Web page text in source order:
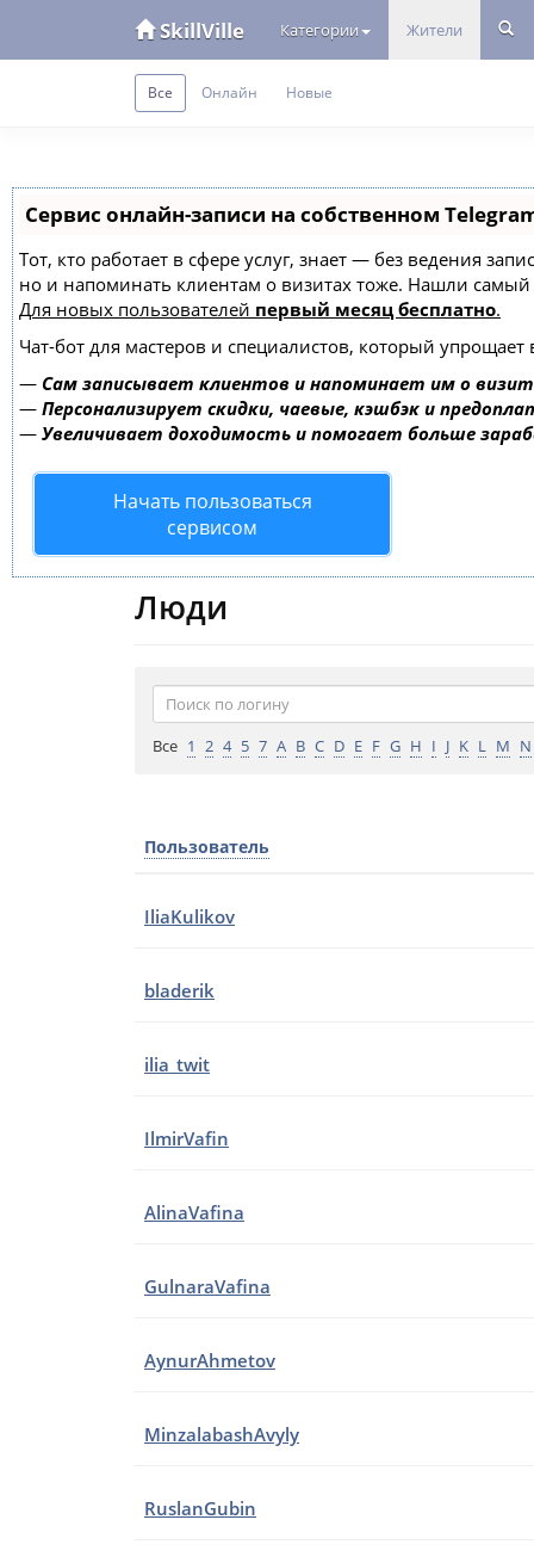
SkillVille Категории Жители
Все Онлайн Новые
Сервис онлайн-записи на собственном
Тот, кто работает в сфере услуг, знает — без ведения
но и напоминать клиентам о визитах тоже. Нашли
Для новых пользователей первый месяц бесплатно.
Чат-бот для мастеров и специалистов, который упрощает
— Сам записывает клиентов и напоминает им о
— Персонализирует скидки, чаевые, кэшбэк и
— Увеличивает доходимость и помогает больше
Начать пользоваться
сервисом
Люди
Все 1 2 4 5 7 A B C D E F G H I J K L M N
Пользователь
IliaKulikov
bladerik
ilia_twit
IlmirVafin
AlinaVafina
GulnaraVafina
AynurAhmetov
MinzalabashAvyly
RuslanGubin